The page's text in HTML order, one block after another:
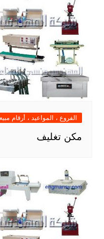
الفروع ، المواعيد ، أرقام
مكن تغليف